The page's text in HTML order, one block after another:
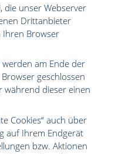
die unser Webserver
Drittanbieter
Ihren Browser
werden am Ende der
geschlossen
dieser einen
Cookies“ auch über
auf Ihrem Endgerät
bzw. Aktionen